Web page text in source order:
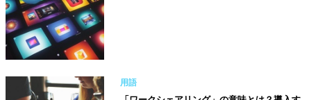
用語